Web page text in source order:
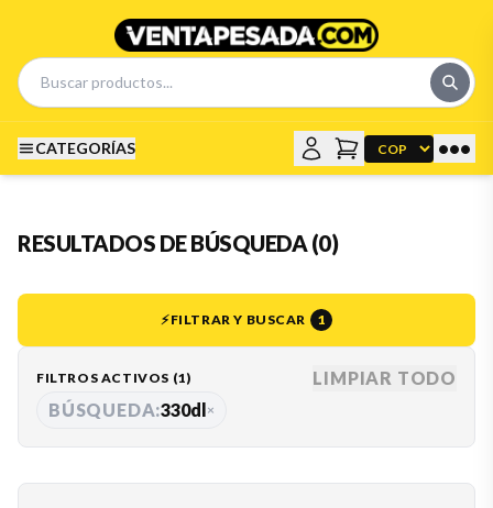
CATEGORÍAS •••
RESULTADOS DE BÚSQUEDA (0)
⚡FILTRAR Y BUSCAR 1
FILTROS ACTIVOS (1)
LIMPIAR TODO
BÚSQUEDA:330dl×